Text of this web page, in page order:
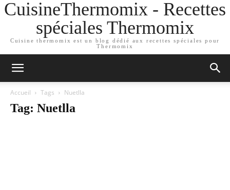
CuisineThermomix - Recettes
spéciales Thermomix
Cuisine thermomix est un blog dédié aux recettes spéciales pour
Thermomix
Accueil Tags Nuetlla
Tag: Nuetlla